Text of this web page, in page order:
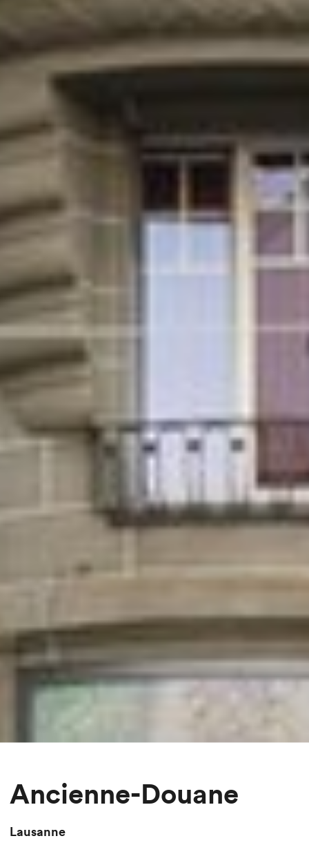
Ancienne-Douane
Lausanne